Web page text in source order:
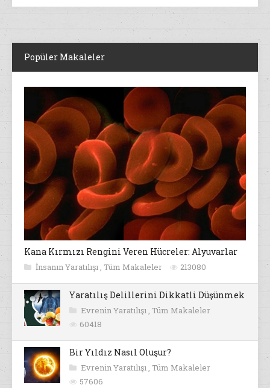
Popüler Makaleler
Kana Kırmızı Rengini Veren Hücreler: Alyuvarlar
İnsanın Yaratılışı , Tüm Makaleler 213080
Yaratılış Delillerini Dikkatli Düşünmek
Evrenin Yaratılışı , Tüm Makaleler
60418
Bir Yıldız Nasıl Oluşur?
Evrenin Yaratılışı , Tüm Makaleler
57606